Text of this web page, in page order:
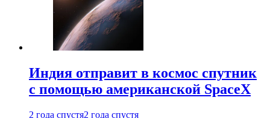
Индия отправит в космос спутник
с помощью американской SpaceX
2 года спустя2 года спустя